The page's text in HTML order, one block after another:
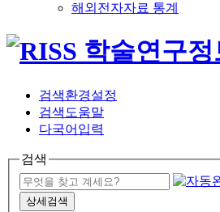
해외전자자료 통계
검색환경설정
검색도움말
다국어입력
검색
상세검색